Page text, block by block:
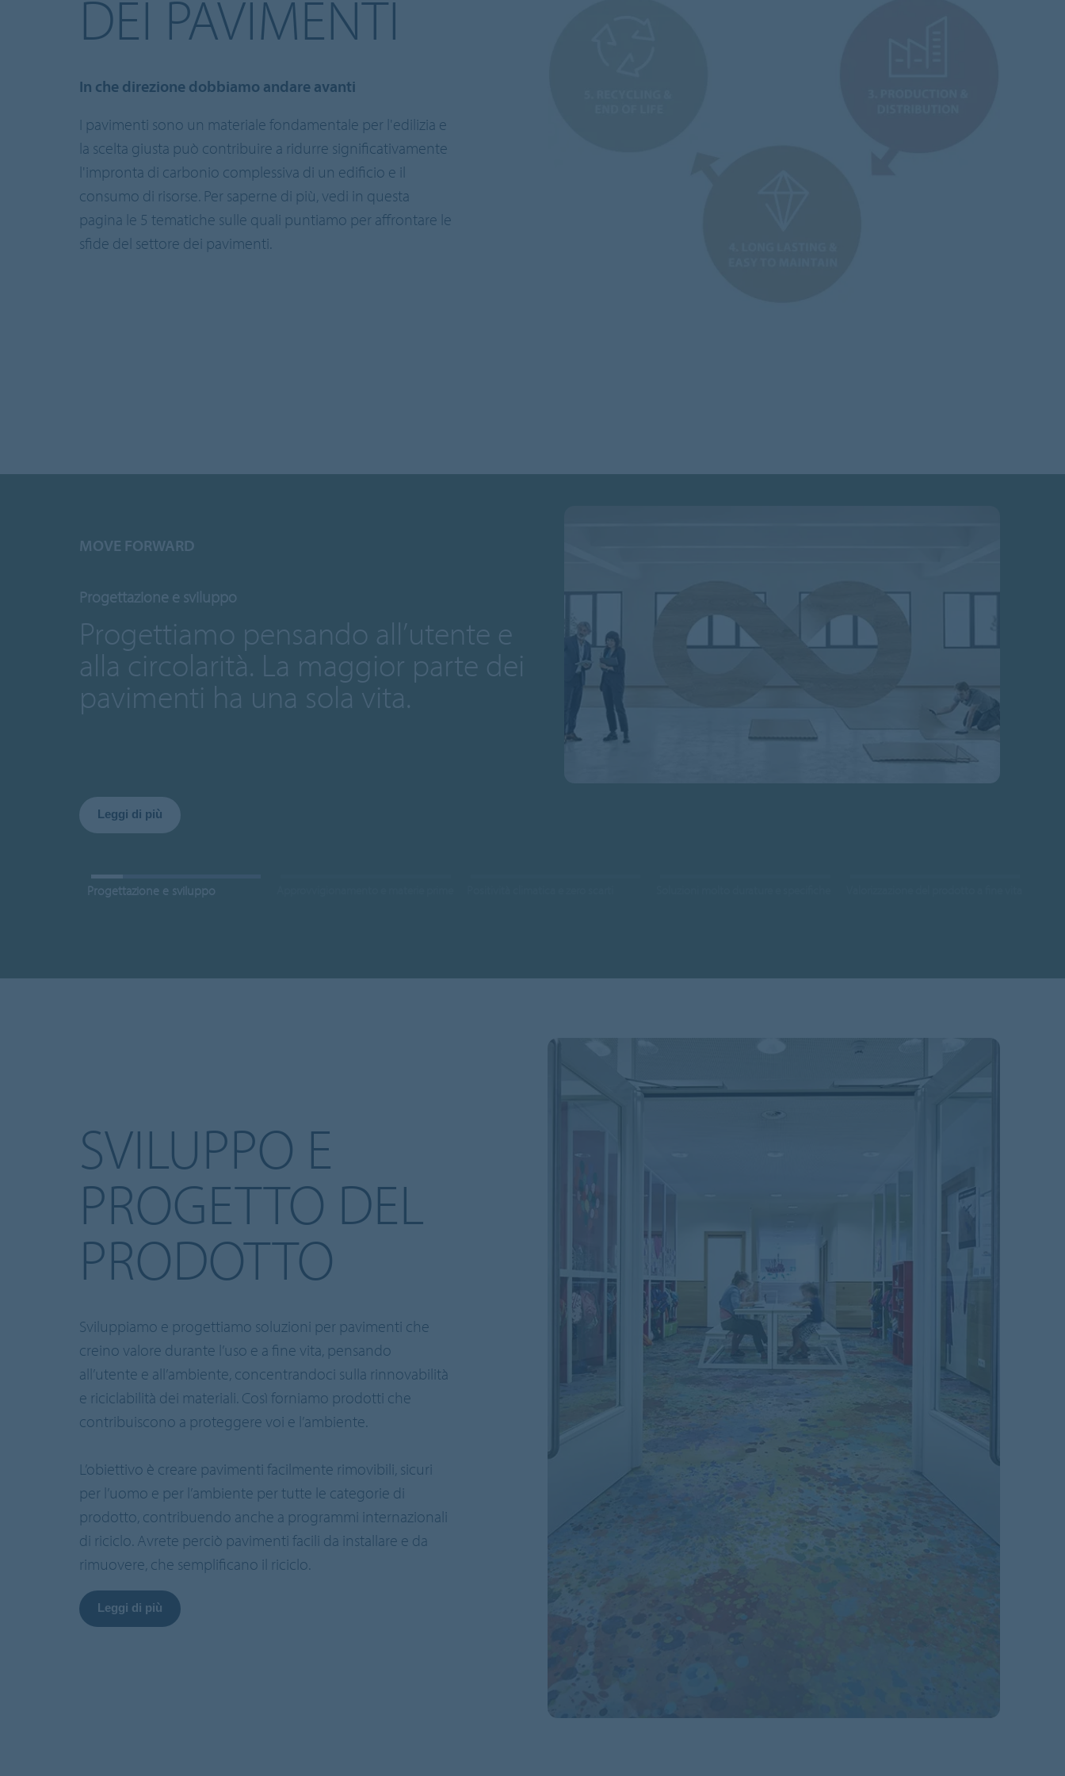
DEI PAVIMENTI
In che direzione dobbiamo andare avanti
I pavimenti sono un materiale fondamentale per l'edilizia e
la scelta giusta può contribuire a ridurre significativamente
l'impronta di carbonio complessiva di un edificio e il
consumo di risorse. Per saperne di più, vedi in questa
pagina le 5 tematiche sulle quali puntiamo per affrontare le
sfide del settore dei pavimenti.
MOVE FORWARD
Progettazione e sviluppo
Progettiamo pensando all’utente e
alla circolarità. La maggior parte dei
pavimenti ha una sola vita.
Leggi di più
Progettazione e sviluppo
SVILUPPO E
PROGETTO DEL
PRODOTTO
Sviluppiamo e progettiamo soluzioni per pavimenti che
creino valore durante l’uso e a fine vita, pensando
all’utente e all’ambiente, concentrandoci sulla rinnovabilità
e riciclabilità dei materiali. Così forniamo prodotti che
contribuiscono a proteggere voi e l’ambiente.
L’obiettivo è creare pavimenti facilmente rimovibili, sicuri
per l’uomo e per l’ambiente per tutte le categorie di
prodotto, contribuendo anche a programmi internazionali
di riciclo. Avrete perciò pavimenti facili da installare e da
rimuovere, che semplificano il riciclo.
Leggi di più